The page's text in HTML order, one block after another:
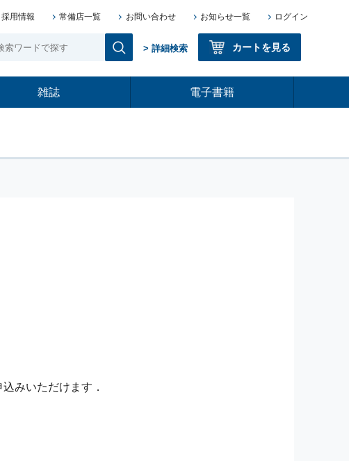
採用情報 常備店一覧 お問い合わせ お知らせ一覧 ログイン
> 詳細検索 カートを見る
雑誌 電子書籍
みいただけます．